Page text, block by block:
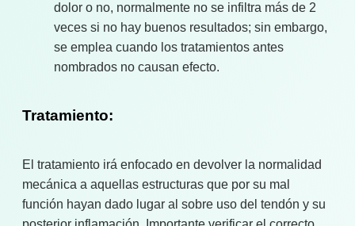
dolor o no, normalmente no se infiltra más de 2
veces si no hay buenos resultados; sin embargo,
se emplea cuando los tratamientos antes
nombrados no causan efecto.
Tratamiento:
El tratamiento irá enfocado en devolver la normalidad
mecánica a aquellas estructuras que por su mal
función hayan dado lugar al sobre uso del tendón y su